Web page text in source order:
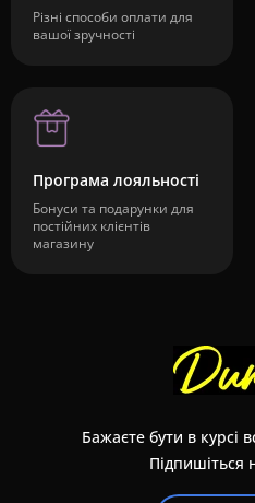
Різні способи оплати для
вашої зручності
Програма лояльності
Бонуси та подарунки для
постійних клієнтів
магазину
Бажаєте бути в курсі
Підпишіться